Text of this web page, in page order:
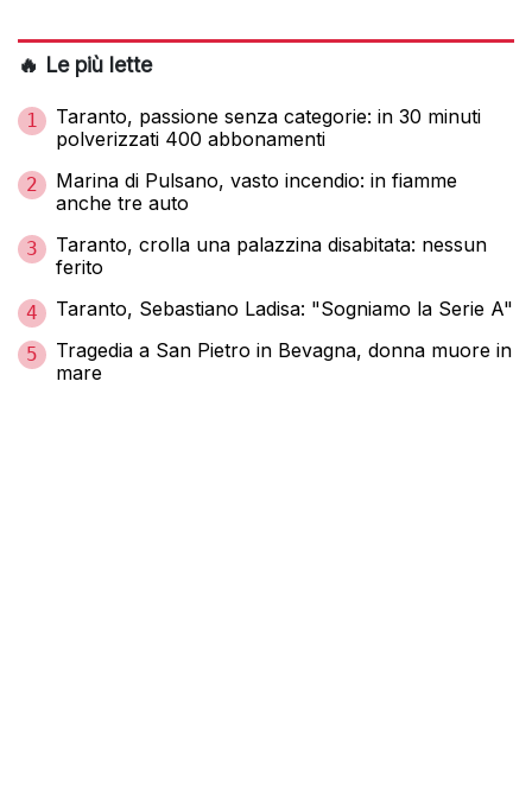
🔥 Le più lette
1
Taranto, passione senza categorie: in 30 minuti
polverizzati 400 abbonamenti
2
Marina di Pulsano, vasto incendio: in fiamme
anche tre auto
3
Taranto, crolla una palazzina disabitata: nessun
ferito
4 Taranto, Sebastiano Ladisa: "Sogniamo la Serie A"
5
Tragedia a San Pietro in Bevagna, donna muore in
mare